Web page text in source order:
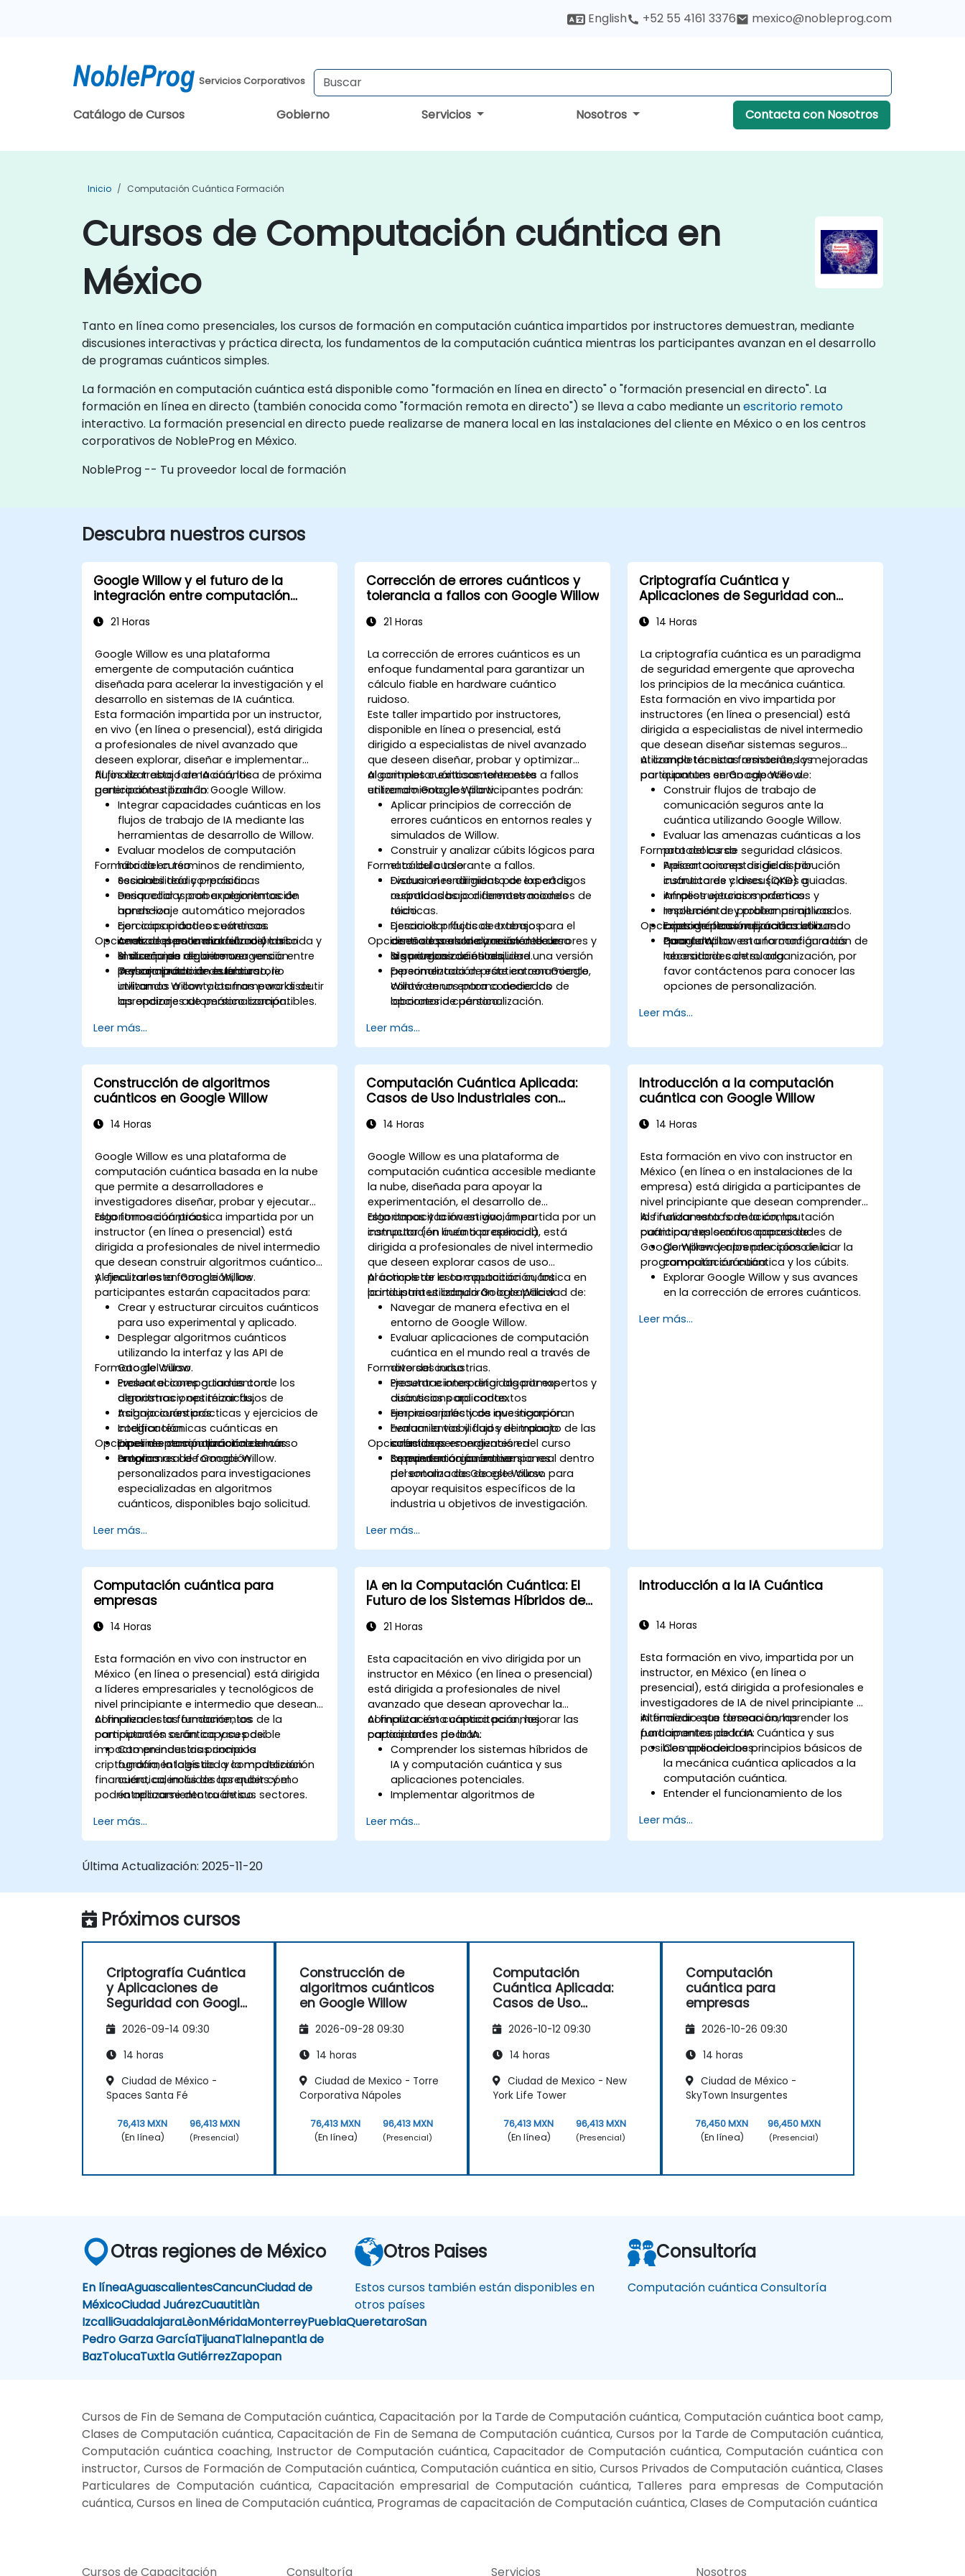
English +52 55 4161 3376 mexico@nobleprog.com
Servicios Corporativos
Catálogo de Cursos Gobierno Servicios Nosotros Contacta con Nosotros
Inicio Computación Cuántica Formación
Cursos de Computación cuántica en
México
Tanto en línea como presenciales, los cursos de formación en computación cuántica impartidos por instructores demuestran, mediante
discusiones interactivas y práctica directa, los fundamentos de la computación cuántica mientras los participantes avanzan en el desarrollo
de programas cuánticos simples.
La formación en computación cuántica está disponible como "formación en línea en directo" o "formación presencial en directo". La
formación en línea en directo (también conocida como "formación remota en directo") se lleva a cabo mediante unescritorio remoto
interactivo. La formación presencial en directo puede realizarse de manera local en las instalaciones del cliente en México o en los centros
corporativos de NobleProg en México.
NobleProg -- Tu proveedor local de formación
Descubra nuestros cursos
Google Willow y el futuro de la
integración entre computación
21 Horas
Google Willow es una plataforma
emergente de computación cuántica
diseñada para acelerar la investigación y el
desarrollo en sistemas de IA cuántica.
Esta formación impartida por un instructor,
en vivo (en línea o presencial), está dirigida
a profesionales de nivel avanzado que
deseen explorar, diseñar e implementar
flujos de trabajo de IA cuántica de próxima
generación utilizando Google Willow.
Al finalizar esta formación, los
participantes podrán:
Integrar capacidades cuánticas en los
flujos de trabajo de IA mediante las
herramientas de desarrollo de Willow.
Evaluar modelos de computación
híbrida en términos de rendimiento,
escalabilidad y precisión.
Desarrollar y probar algoritmos de
aprendizaje automático mejorados
con capacidades cuánticas.
Analizar el potencial futuro y las
limitaciones de la convergencia entre
IA y computación cuántica.
Formato del curso
Sesiones teórico-prácticas
enriquecidas con experimentación
hands-on.
Ejercicios prácticos extensos
centrados en la modelización híbrida y
el diseño de algoritmos.
Trabajo práctico de laboratorio
utilizando Willow y los frameworks de
aprendizaje automático compatibles.
Opciones de personalización del curso
Si su equipo requiere una versión
personalizada de este curso, le
invitamos a contactarnos para discutir
las opciones de personalización
Leer más...
Corrección de errores cuánticos y
tolerancia a fallos con Google Willow
21 Horas
La corrección de errores cuánticos es un
enfoque fundamental para garantizar un
cálculo fiable en hardware cuántico
ruidoso.
Este taller impartido por instructores,
disponible en línea o presencial, está
dirigido a especialistas de nivel avanzado
que deseen diseñar, probar y optimizar
algoritmos cuánticos tolerantes a fallos
utilizando Google Willow.
Al completar exitosamente este
entrenamiento, los participantes podrán:
Aplicar principios de corrección de
errores cuánticos en entornos reales y
simulados de Willow.
Construir y analizar cúbits lógicos para
el cálculo tolerante a fallos.
Evaluar el rendimiento de los códigos
cuánticos bajo diferentes modelos de
ruido.
Desarrollar flujos de trabajo para el
diseño escalable y resistente de
algoritmos cuánticos.
Formato del curso
Discusiones dirigidas por expertos,
respaldadas por demostraciones
técnicas.
Ejercicios prácticos extensos
centrados en la corrección de errores y
las pruebas de estabilidad.
Experimentación práctica con Google
Willow en un entorno dedicado de
laboratorio cuántico.
Opciones de personalización del curso
Si su organización requiere una versión
personalizada de este entrenamiento,
contáctenos para conocer las
opciones de personalización.
Leer más...
Criptografía Cuántica y
Aplicaciones de Seguridad con
14 Horas
La criptografía cuántica es un paradigma
de seguridad emergente que aprovecha
los principios de la mecánica cuántica.
Esta formación en vivo impartida por
instructores (en línea o presencial) está
dirigida a especialistas de nivel intermedio
que desean diseñar sistemas seguros
utilizando técnicas resistentes y mejoradas
por quantum en Google Willow.
Al completar esta formación, los
participantes serán capaces de:
Construir flujos de trabajo de
comunicación seguros ante la
cuántica utilizando Google Willow.
Evaluar las amenazas cuánticas a los
protocolos de seguridad clásicos.
Aplicar conceptos de distribución
cuántica de claves (QKD) a
infraestructuras modernas.
Implementar y probar primitivas
criptográficas mejoradas con
quantum.
Formato del curso
Presentaciones dirigidas por
instructores y discusiones guiadas.
Amplios ejercicios prácticos y
resolución de problemas aplicados.
Experimentación práctica utilizando
Google Willow en una configuración de
laboratorio controlada.
Opciones de personalización del curso
Para adaptar esta formación a las
necesidades de su organización, por
favor contáctenos para conocer las
opciones de personalización.
Leer más...
Construcción de algoritmos
cuánticos en Google Willow
14 Horas
Google Willow es una plataforma de
computación cuántica basada en la nube
que permite a desarrolladores e
investigadores diseñar, probar y ejecutar
algoritmos cuánticos.
Esta formación práctica impartida por un
instructor (en línea o presencial) está
dirigida a profesionales de nivel intermedio
que desean construir algoritmos cuánticos
y ejecutarlos en Google Willow.
Al finalizar esta formación, los
participantes estarán capacitados para:
Crear y estructurar circuitos cuánticos
para uso experimental y aplicado.
Desplegar algoritmos cuánticos
utilizando la interfaz y las API de
Google Willow.
Evaluar el comportamiento de los
algoritmos y optimizar flujos de
trabajo cuánticos.
Integrar técnicas cuánticas en
pipelines computacionales más
amplios.
Formato del curso
Presentaciones guiadas con
demostraciones técnicas.
Asignaciones prácticas y ejercicios de
codificación.
Experimentación práctica en un
entorno real de Google Willow.
Opciones de personalización del curso
Programas de formación
personalizados para investigaciones
especializadas en algoritmos
cuánticos, disponibles bajo solicitud.
Leer más...
Computación Cuántica Aplicada:
Casos de Uso Industriales con
14 Horas
Google Willow es una plataforma de
computación cuántica accesible mediante
la nube, diseñada para apoyar la
experimentación, el desarrollo de
algoritmos y la investigación en
computación cuántica aplicada.
Esta capacitación en vivo, impartida por un
instructor (en línea o presencial), está
dirigida a profesionales de nivel intermedio
que deseen explorar casos de uso
prácticos de la computación cuántica en
la industria utilizando Google Willow.
Al completar esta capacitación, los
participantes adquirirán la capacidad de:
Navegar de manera efectiva en el
entorno de Google Willow.
Evaluar aplicaciones de computación
cuántica en el mundo real a través de
diversas industrias.
Ejecutar e interpretar algoritmos
cuánticos para contextos
empresariales y de investigación.
Evaluar la viabilidad y el impacto de las
soluciones emergentes en
computación cuántica.
Formato del curso
Presentaciones dirigidas por expertos y
discussions aplicadas.
Ejercicios prácticos que incorporan
herramientas y flujos de trabajo
cuánticos.
Experimentación en tiempo real dentro
del entorno de Google Willow.
Opciones de personalización del curso
Se pueden organizar versiones
personalizadas de este curso para
apoyar requisitos específicos de la
industria u objetivos de investigación.
Leer más...
Introducción a la computación
cuántica con Google Willow
14 Horas
Esta formación en vivo con instructor en
México (en línea o en instalaciones de la
empresa) está dirigida a participantes de
nivel principiante que desean comprender
los fundamentos de la computación
cuántica, explorar las capacidades de
Google Willow y aprender cómo iniciar la
programación cuántica.
Al finalizar esta formación, los
participantes serán capaces de:
Comprender los principios de la
computación cuántica y los cúbits.
Explorar Google Willow y sus avances
en la corrección de errores cuánticos.
cuánticos básicos utilizando Qiskit.
Leer más...
Computación cuántica para
empresas
14 Horas
Esta formación en vivo con instructor en
México (en línea o presencial) está dirigida
a líderes empresariales y tecnológicos de
nivel principiante e intermedio que desean
comprender los fundamentos de la
computación cuántica y su posible
impacto en industrias como la
criptografía, la logística y la modelización
financiera, además de aprender cómo
podría aplicarse dentro de sus sectores.
Al finalizar esta formación, los
participantes serán capaces de:
Comprender los principios
fundamentales de la computación
cuántica, incluidos los qubits y el
entrelazamiento cuántico.
la computación cuántica en
criptografía, logística y modelización
Obtener una visión de las limitaciones
Reconocer los conceptos básicos de
en los retos empresariales.
Leer más...
IA en la Computación Cuántica: El
Futuro de los Sistemas Híbridos de
21 Horas
Esta capacitación en vivo dirigida por un
instructor en México (en línea o presencial)
está dirigida a profesionales de nivel
avanzado que desean aprovechar la
computación cuántica para mejorar las
capacidades de la IA.
Al finalizar esta capacitación, los
participantes podrán:
Comprender los sistemas híbridos de
IA y computación cuántica y sus
aplicaciones potenciales.
Implementar algoritmos de
Optimizar modelos de IA utilizando
recursos de computación cuántica.
Leer más...
Introducción a la IA Cuántica
14 Horas
Esta formación en vivo, impartida por un
instructor, en México (en línea o
presencial), está dirigida a profesionales e
investigadores de IA de nivel principiante a
intermedio que desean comprender los
fundamentos de la IA Cuántica y sus
posibles aplicaciones.
Al finalizar esta formación, los
participantes podrán:
Comprender los principios básicos de
la mecánica cuántica aplicados a la
computación cuántica.
Entender el funcionamiento de los
implementación.
Reconocer el potencial de la IA
Leer más...
Última Actualización: 2025-11-20
Próximos cursos
Criptografía Cuántica
y Aplicaciones de
Seguridad con Google
2026-09-14 09:30
14 horas
Ciudad de México -
Spaces Santa Fé
76,413 MXN
(En línea)
96,413 MXN
(Presencial)
Construcción de
algoritmos cuánticos
en Google Willow
2026-09-28 09:30
14 horas
Ciudad de Mexico - Torre
Corporativa Nápoles
76,413 MXN
(En línea)
96,413 MXN
(Presencial)
Computación
Cuántica Aplicada:
Casos de Uso
Google Willow
2026-10-12 09:30
14 horas
Ciudad de Mexico - New
York Life Tower
76,413 MXN
(En línea)
96,413 MXN
(Presencial)
Computación
cuántica para
empresas
2026-10-26 09:30
14 horas
Ciudad de México -
SkyTown Insurgentes
76,450 MXN
(En línea)
96,450 MXN
(Presencial)
Otras regiones de México
En líneaAguascalientesCancunCiudad de
MéxicoCiudad JuárezCuautitlàn
IzcalliGuadalajaraLèonMéridaMonterreyPueblaQueretaroSan
Pedro Garza GarcíaTijuanaTlalnepantla de
BazTolucaTuxtla GutiérrezZapopan
Otros Paises
Estos cursos también están disponibles en
otros países
Consultoría
Computación cuántica Consultoría
Cursos de Fin de Semana de Computación cuántica, Capacitación por la Tarde de Computación cuántica, Computación cuántica boot camp,
Clases de Computación cuántica, Capacitación de Fin de Semana de Computación cuántica, Cursos por la Tarde de Computación cuántica,
Computación cuántica coaching, Instructor de Computación cuántica, Capacitador de Computación cuántica, Computación cuántica con
instructor, Cursos de Formación de Computación cuántica, Computación cuántica en sitio, Cursos Privados de Computación cuántica, Clases
Particulares de Computación cuántica, Capacitación empresarial de Computación cuántica, Talleres para empresas de Computación
cuántica, Cursos en linea de Computación cuántica, Programas de capacitación de Computación cuántica, Clases de Computación cuántica
Cursos de Capacitación Consultoría Servicios Nosotros